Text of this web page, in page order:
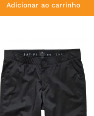
Adicionar ao carrinho